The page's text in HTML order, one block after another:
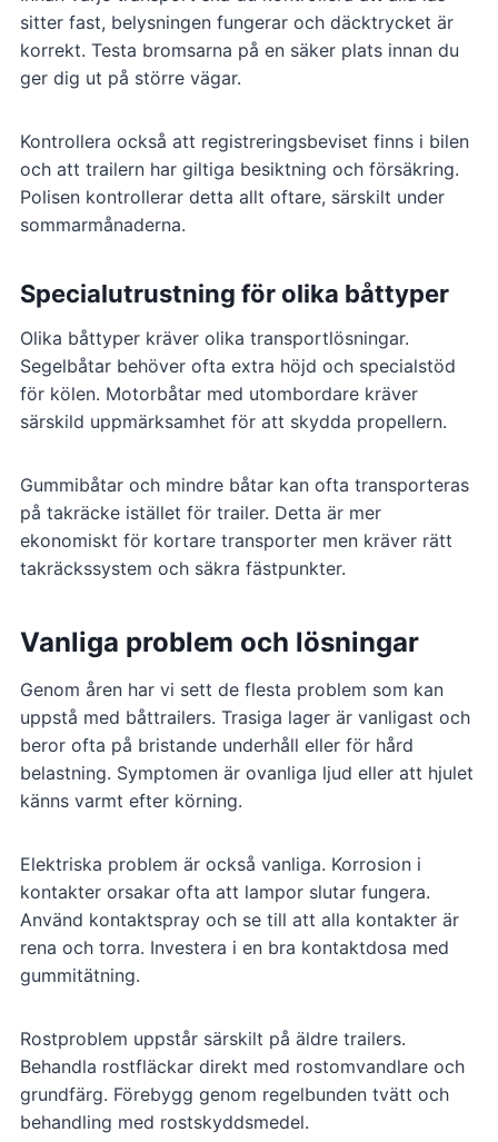
sitter fast, belysningen fungerar och däcktrycket är
korrekt. Testa bromsarna på en säker plats innan du
ger dig ut på större vägar.
Kontrollera också att registreringsbeviset finns i bilen
och att trailern har giltiga besiktning och försäkring.
Polisen kontrollerar detta allt oftare, särskilt under
sommarmånaderna.
Specialutrustning för olika båttyper
Olika båttyper kräver olika transportlösningar.
Segelbåtar behöver ofta extra höjd och specialstöd
för kölen. Motorbåtar med utombordare kräver
särskild uppmärksamhet för att skydda propellern.
Gummibåtar och mindre båtar kan ofta transporteras
på takräcke istället för trailer. Detta är mer
ekonomiskt för kortare transporter men kräver rätt
takräckssystem och säkra fästpunkter.
Vanliga problem och lösningar
Genom åren har vi sett de flesta problem som kan
uppstå med båttrailers. Trasiga lager är vanligast och
beror ofta på bristande underhåll eller för hård
belastning. Symptomen är ovanliga ljud eller att hjulet
känns varmt efter körning.
Elektriska problem är också vanliga. Korrosion i
kontakter orsakar ofta att lampor slutar fungera.
Använd kontaktspray och se till att alla kontakter är
rena och torra. Investera i en bra kontaktdosa med
gummitätning.
Rostproblem uppstår särskilt på äldre trailers.
Behandla rostfläckar direkt med rostomvandlare och
grundfärg. Förebygg genom regelbunden tvätt och
behandling med rostskyddsmedel.